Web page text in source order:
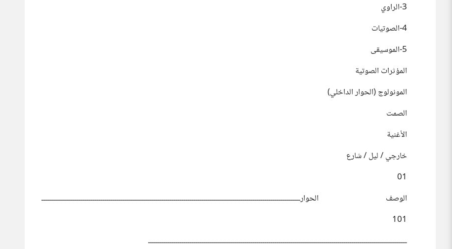
3-الراوي
4-الصوتيات
5-الموسيقى
المؤثرات الصوتية
المونولوج (الحوار الداخلي)
الصمت
الأغنية
خارجي / ليل / شارع
01
الوصف الحوارـــــــــــــــــــــــــــــــــــــــــــــــــــــــــــــــــــــــــــــــــــــــــــــــــــــــــــــــــــــــــــــــــــ
101
ـــــــــــــــــــــــــــــــــــــــــــــــــــــــــــــــــــــــــــــــــــــــــــــــــــــــــــــــــــــــــــــــــــ